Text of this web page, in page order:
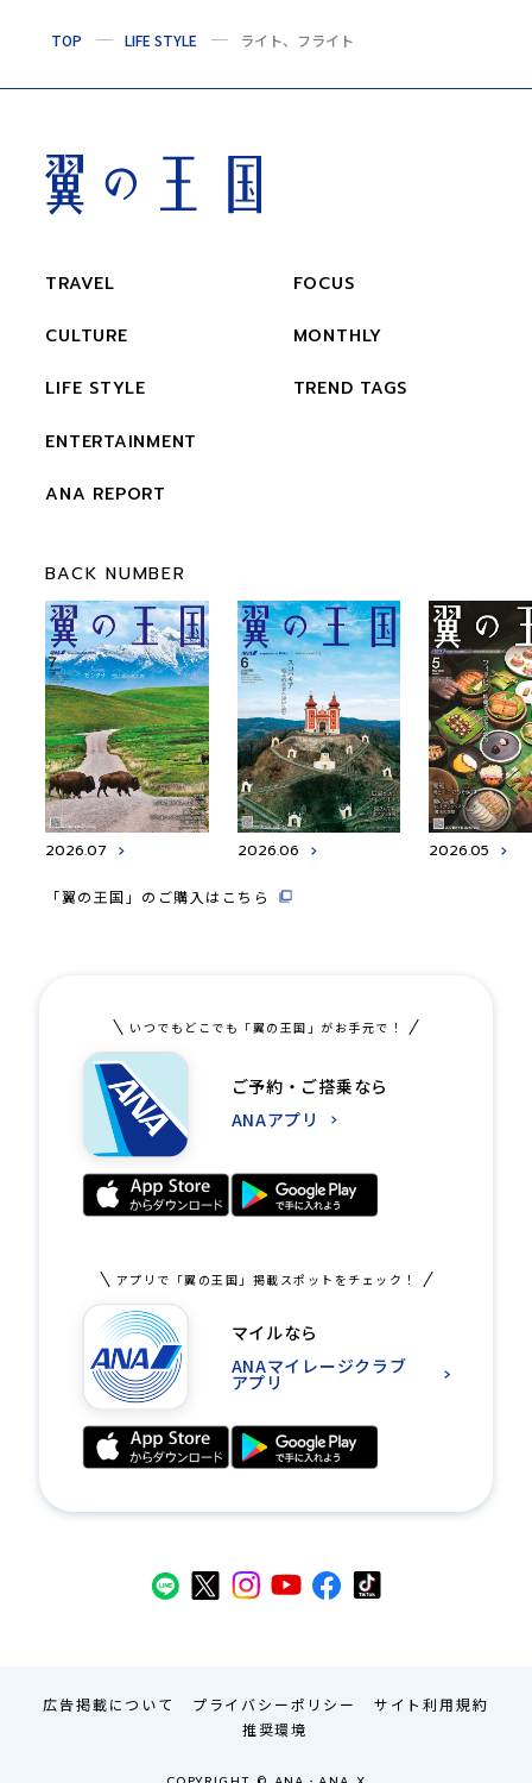
TOP LIFE STYLE ライト、フライト
TRAVEL
CULTURE
LIFE STYLE
ENTERTAINMENT
ANA REPORT
FOCUS
MONTHLY
TREND TAGS
BACK NUMBER
2026.07 2026.06 2026.05
「翼の王国」のご購入はこちら
いつでもどこでも「翼の王国」がお手元で！
ご予約・ご搭乗なら
ANAアプリ
アプリで「翼の王国」掲載スポットをチェック！
マイルなら
ANAマイレージクラブ
アプリ
広告掲載について プライバシーポリシー
サイト利用規約
推奨環境